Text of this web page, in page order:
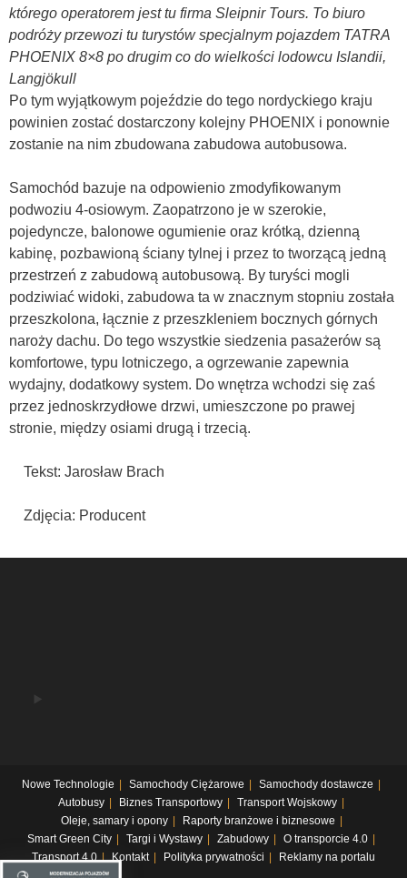
którego operatorem jest tu firma Sleipnir Tours. To biuro
podróży przewozi tu turystów specjalnym pojazdem TATRA
PHOENIX 8×8 po drugim co do wielkości lodowcu Islandii,
Langjökull
Po tym wyjątkowym pojeździe do tego nordyckiego kraju
powinien zostać dostarczony kolejny PHOENIX i ponownie
zostanie na nim zbudowana zabudowa autobusowa.
Samochód bazuje na odpowienio zmodyfikowanym
podwoziu 4-osiowym. Zaopatrzono je w szerokie,
pojedyncze, balonowe ogumienie oraz krótką, dzienną
kabinę, pozbawioną ściany tylnej i przez to tworzącą jedną
przestrzeń z zabudową autobusową. By turyści mogli
podziwiać widoki, zabudowa ta w znacznym stopniu została
przeszkolona, łącznie z przeszkleniem bocznych górnych
naroży dachu. Do tego wszystkie siedzenia pasażerów są
komfortowe, typu lotniczego, a ogrzewanie zapewnia
wydajny, dodatkowy system. Do wnętrza wchodzi się zaś
przez jednoskrzydłowe drzwi, umieszczone po prawej
stronie, między osiami drugą i trzecią.
Tekst: Jarosław Brach
Zdjęcia: Producent
Nowe Technologie Samochody Ciężarowe
Samochody dostawcze
Autobusy
Biznes Transportowy
Transport Wojskowy
Oleje, samary i opony
Raporty branżowe i biznesowe
Smart Green City
Targi i Wystawy Zabudowy
O transporcie 4.0
Transport 4.0
Kontakt Polityka prywatności Reklamy na portalu